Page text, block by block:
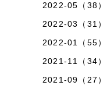
2022-05（38）
2022-03（31）
2022-01（55）
2021-11（34）
2021-09（27）